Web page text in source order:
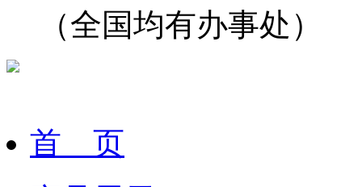
（全国均有办事处）
首 页